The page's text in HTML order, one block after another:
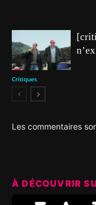
Critiques
Les commentaires
À DÉCOUVRIR